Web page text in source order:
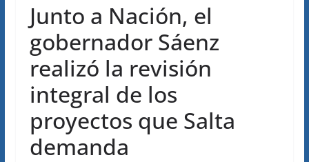
Junto a Nación, el
gobernador Sáenz
realizó la revisión
integral de los
proyectos que Salta
demanda